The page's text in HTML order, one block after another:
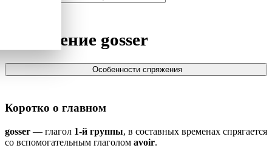
Спряжение gosser
Особенности спряжения
Коротко о главном
gosser — глагол 1-й группы, в составных временах спрягается
со вспомогательным глаголом avoir.